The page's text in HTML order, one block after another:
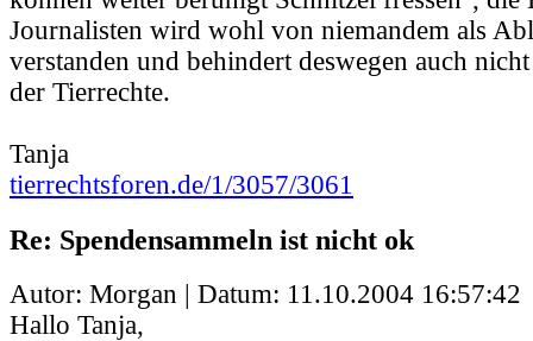
Journalisten wird wohl von niemandem als
verstanden und behindert deswegen auch
der Tierrechte.
Tanja
tierrechtsforen.de/1/3057/3061
Re: Spendensammeln ist nicht ok
Autor: Morgan | Datum: 11.10.2004 16:57:42
Hallo Tanja,